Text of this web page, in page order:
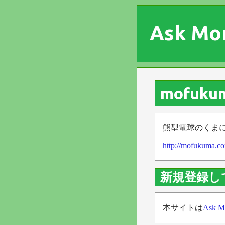
Ask
熊型電球のくま
http://
新規登録
本サイトはAsk